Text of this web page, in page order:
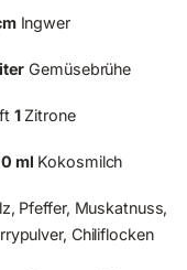
Ingwer
Gemüsebrühe
1Zitrone
ml Kokosmilch
Pfeffer, Muskatnuss,
Chiliflocken